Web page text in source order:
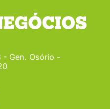
- Gen. Osório -